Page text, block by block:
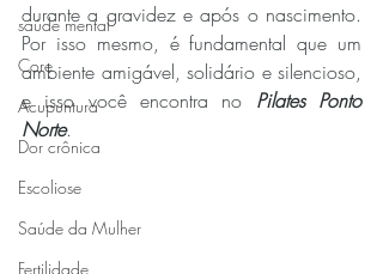
saúde mental
Core
Acupuntura
Dor crônica
Escoliose
Saúde da Mulher
Fertilidade
durante a gravidez e após o nascimento.
Por isso mesmo, é fundamental que um
ambiente amigável, solidário e silencioso,
e isso você encontra no Pilates Ponto
Norte.